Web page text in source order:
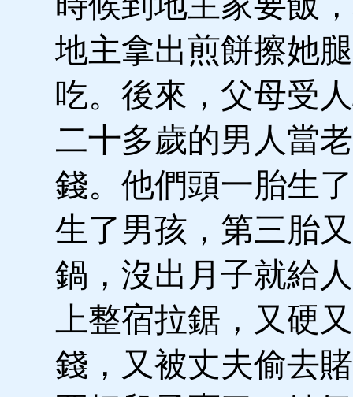
地主拿出煎餅擦她
吃。後來，父母受
二十多歲的男人當
錢。他們頭一胎生
生了男孩，第三胎
鍋，沒出月子就給
上整宿拉鋸，又硬
錢，又被丈夫偷去